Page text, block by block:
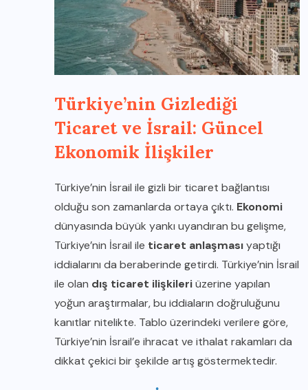
Türkiye’nin Gizlediği
Ticaret ve İsrail: Güncel
Ekonomik İlişkiler
Türkiye’nin İsrail ile gizli bir ticaret bağlantısı
olduğu son zamanlarda ortaya çıktı. Ekonomi
dünyasında büyük yankı uyandıran bu gelişme,
Türkiye’nin İsrail ile ticaret anlaşmasıyaptığı
iddialarını da beraberinde getirdi. Türkiye’nin İsrail
ile olan dış ticaret ilişkileriüzerine yapılan
yoğun araştırmalar, bu iddiaların doğruluğunu
kanıtlar nitelikte. Tablo üzerindeki verilere göre,
Türkiye’nin İsrail’e ihracat ve ithalat rakamları da
dikkat çekici bir şekilde artış göstermektedir.